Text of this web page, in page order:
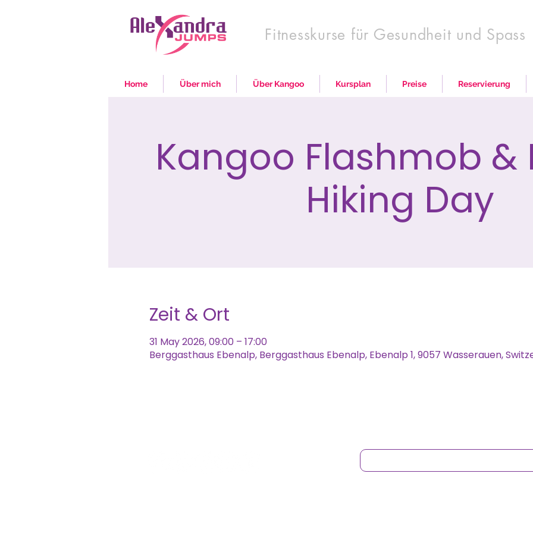
Fitnesskurse für Gesundheit und Spass
Home Über mich Über Kangoo Kursplan Preise Reservierung
Kangoo Flashmob &
Hiking Day
Zeit & Ort
31 May 2026, 09:00 – 17:00
Berggasthaus Ebenalp, Berggasthaus Ebenalp, Ebenalp 1, 9057 Wasserauen,